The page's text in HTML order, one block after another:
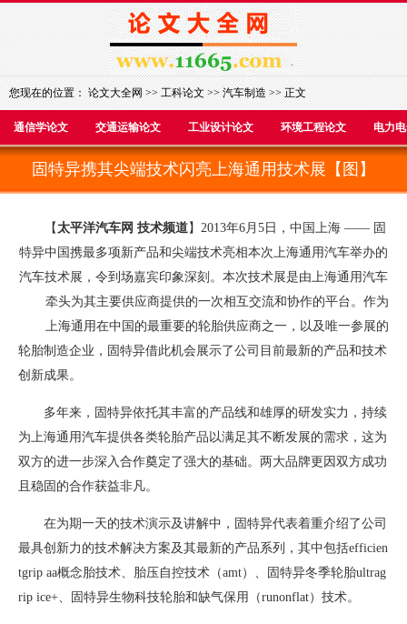
您现在的位置：论文大全网>>工科论文>>汽车制造>> 正文
通信学论文 交通运输论文 工业设计论文 环境工程论文 电力
固特异携其尖端技术闪亮上海通用技术展【图】
【太平洋汽车网 技术频道】2013年6月5日，中国上海 —— 固
特异中国携最多项新产品和尖端技术亮相本次上海通用汽车举办的
汽车技术展，令到场嘉宾印象深刻。本次技术展是由上海通用汽车
牵头为其主要供应商提供的一次相互交流和协作的平台。作为
上海通用在中国的最重要的轮胎供应商之一，以及唯一参展的
轮胎制造企业，固特异借此机会展示了公司目前最新的产品和技术
创新成果。
多年来，固特异依托其丰富的产品线和雄厚的研发实力，持续
为上海通用汽车提供各类轮胎产品以满足其不断发展的需求，这为
双方的进一步深入合作奠定了强大的基础。两大品牌更因双方成功
且稳固的合作获益非凡。
在为期一天的技术演示及讲解中，固特异代表着重介绍了公司
最具创新力的技术解决方案及其最新的产品系列，其中包括efficien
tgrip aa概念胎技术、胎压自控技术（amt）、固特异冬季轮胎ultrag
rip ice+、固特异生物科技轮胎和缺气保用（runonflat）技术。